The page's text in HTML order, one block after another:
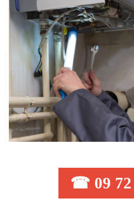
☎ 09 72